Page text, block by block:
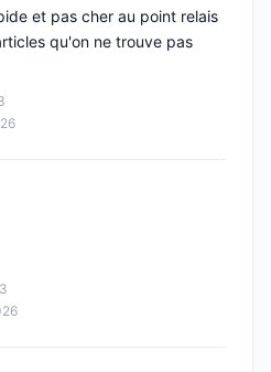
et pas cher au point relais
qu'on ne trouve pas